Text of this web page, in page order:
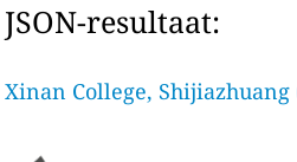
JSON-resultaat:
Xinan College, Shijiazhuang